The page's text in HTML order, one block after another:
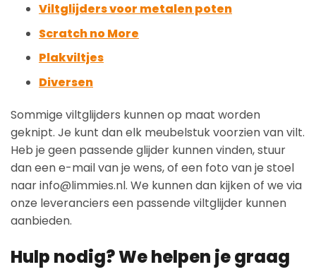
Viltglijders voor metalen poten
Scratch no More
Plakviltjes
Diversen
Sommige viltglijders kunnen op maat worden
geknipt. Je kunt dan elk meubelstuk voorzien van vilt.
Heb je geen passende glijder kunnen vinden, stuur
dan een e-mail van je wens, of een foto van je stoel
naar info@limmies.nl. We kunnen dan kijken of we via
onze leveranciers een passende viltglijder kunnen
aanbieden.
Hulp nodig? We helpen je graag